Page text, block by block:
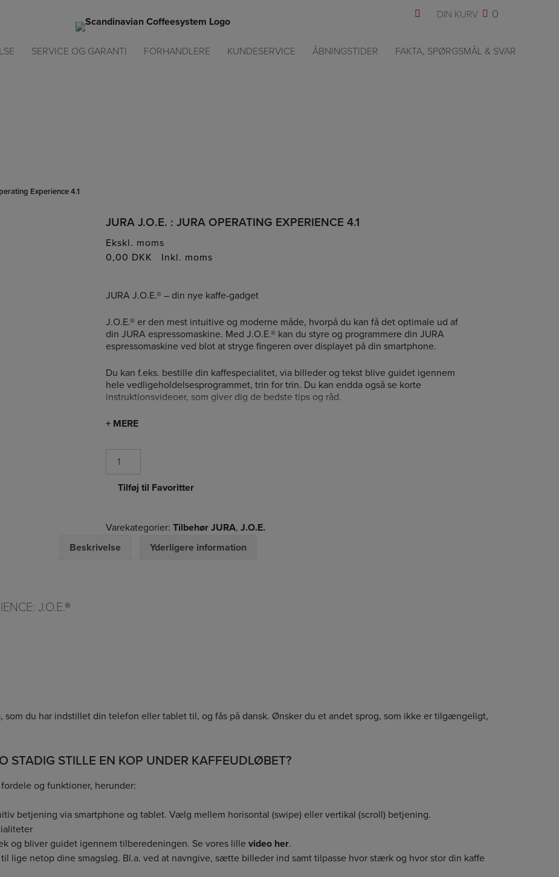
0
SERVICE OG GARANTI FORHANDLERE KUNDESERVICE ÅBNINGSTIDER FAKTA, SPØRGSMÅL & SVAR
Experience 4.1
JURA J.O.E. : JURA OPERATING EXPERIENCE 4.1
Ekskl. moms
0,00 DKK Inkl. moms
JURA J.O.E.® – din nye kaffe-gadget
J.O.E.® er den mest intuitive og moderne måde, hvorpå du kan få det optimale ud af
din JURA espressomaskine. Med J.O.E.® kan du styre og programmere din JURA
espressomaskine ved blot at stryge fingeren over displayet på din smartphone.
Du kan f.eks. bestille din kaffespecialitet, via billeder og tekst blive guidet igennem
hele vedligeholdelsesprogrammet, trin for trin. Du kan endda også se korte
instruktionsvideoer, som giver dig de bedste tips og råd.
Med JURA J.O.E.® har du også direkte adgang til manualer, vejledninger, statistikker
* J.O.E.® 4.1 er den seneste version, og kan benyttes sammen med alle JURA
espressomaskiner, som kan tilsluttes WiFi Connect eller Smart Connect.
+ MERE
Antal
Tilføj til Favoritter
Varekategorier: Tilbehør JURA, J.O.E.
Beskrivelse
Yderligere information
J.O.E.®
som du har indstillet din telefon eller tablet til, og fås på dansk. Ønsker du et andet sprog, som ikke er tilgængeligt,
STADIG STILLE EN KOP UNDER KAFFEUDLØBET?
og funktioner, herunder:
betjening via smartphone og tablet. Vælg mellem horisontal (swipe) eller vertikal (scroll) betjening.
og bliver guidet igennem tilberedeningen. Se vores lille video her.
lige netop dine smagsløg. Bl.a. ved at navngive, sætte billeder ind samt tilpasse hvor stærk og hvor stor din kaffe